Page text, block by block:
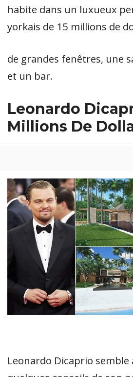
CONNECT
habite dans un luxueux
yorkais de 15 millions de
de grandes fenêtres, une
et un bar.
Leonardo
Millions De
Leonardo Dicaprio semble